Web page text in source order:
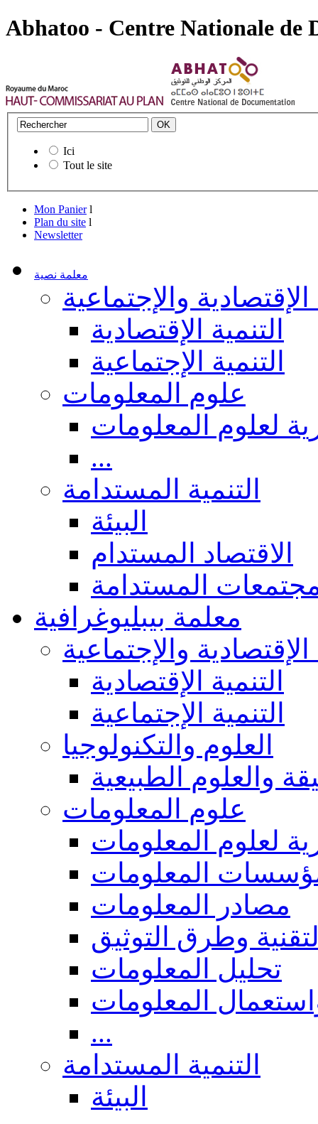
Abhatoo - Centre Nationale de
Ici
Tout le site
Mon Panier l
Plan du site l
Newsletter
معلمة نصية
الإقتصادية والإجتماعية
التنمية الإقتصادية
التنمية الإجتماعية
علوم المعلومات
لعلوم المعلومات
...
التنمية المستدامة
البيئة
الاقتصاد المستدام
المستدامة
معلمة بيبليوغرافية
الإقتصادية والإجتماعية
التنمية الإقتصادية
التنمية الإجتماعية
العلوم والتكنولوجيا
والعلوم الطبيعية
علوم المعلومات
لعلوم المعلومات
المعلومات
مصادر المعلومات
وطرق التوثيق
تحليل المعلومات
المعلومات
...
التنمية المستدامة
البيئة